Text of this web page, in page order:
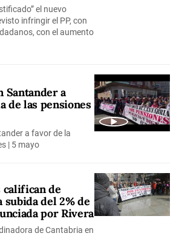
el nuevo
infringir el PP, con
con el aumento
Santander a
de las pensiones
a favor de la
| 5 mayo
califican de
subida del 2% de
por Rivera
de Cantabria en